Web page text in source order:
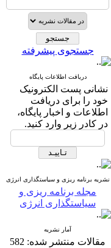
جستجوی پیشرفته
دریافت اطلاعات پایگاه
نشانی پست الکترونیک
خود را برای دریافت
اطلاعات و اخبار پایگاه،
در کادر زیر وارد کنید.
نشریه برنامه ریزی و سیاستگذاری انرژی
مجله برنامه ریزی و
سیاستگذاری انرژی
آمار نشریه
مقالات منتشر شده: 582